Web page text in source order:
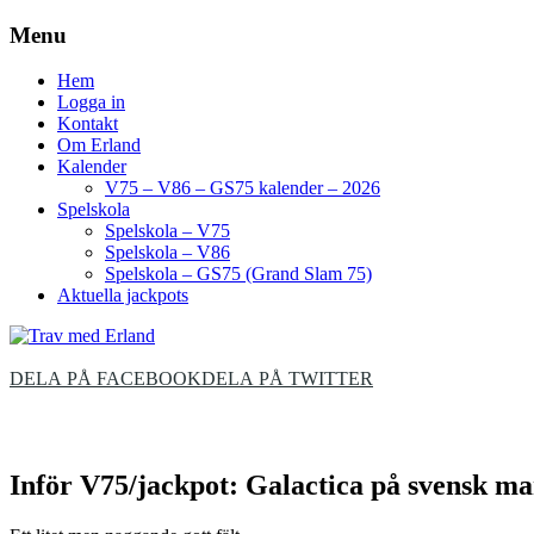
Menu
Hem
Logga in
Kontakt
Om Erland
Kalender
V75 – V86 – GS75 kalender – 2026
Spelskola
Spelskola – V75
Spelskola – V86
Spelskola – GS75 (Grand Slam 75)
Aktuella jackpots
DELA PÅ FACEBOOKDELA PÅ TWITTER
Inför V75/jackpot: Galactica på svensk